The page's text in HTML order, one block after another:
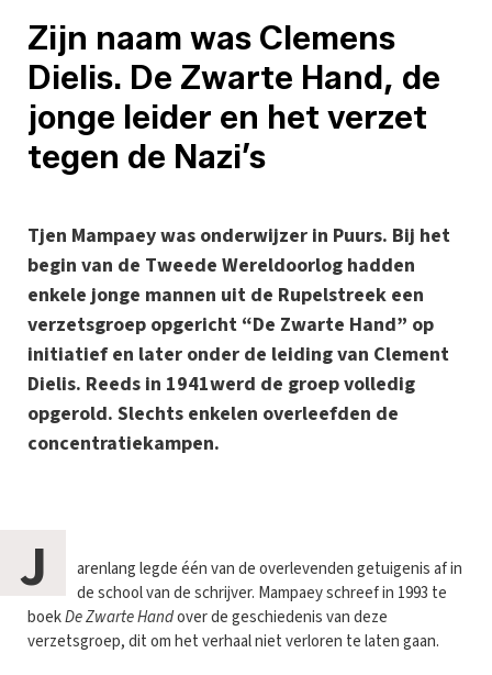
Zijn naam was Clemens
Dielis. De Zwarte Hand, de
jonge leider en het verzet
tegen de Nazi’s
Tjen Mampaey was onderwijzer in Puurs. Bij het
begin van de Tweede Wereldoorlog hadden
enkele jonge mannen uit de Rupelstreek een
verzetsgroep opgericht “De Zwarte Hand” op
initiatief en later onder de leiding van Clement
Dielis. Reeds in 1941werd de groep volledig
opgerold. Slechts enkelen overleefden de
concentratiekampen.
J
arenlang legde één van de overlevenden getuigenis af in
de school van de schrijver. Mampaey schreef in 1993 te
boekDe Zwarte Handover de geschiedenis van deze
verzetsgroep, dit om het verhaal niet verloren te laten gaan.